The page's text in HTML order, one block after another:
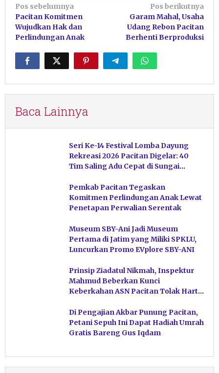
Navigasi
pos
Pos sebelumnya
Pacitan Komitmen
Wujudkan Hak dan
Perlindungan Anak
Pos berikutnya
Garam Mahal, Usaha
Udang Rebon Pacitan
Berhenti Berproduksi
Baca Lainnya
Seri Ke-14 Festival Lomba Dayung
Rekreasi 2026 Pacitan Digelar: 40
Tim Saling Adu Cepat di Sungai
Pemkab Pacitan Tegaskan
Komitmen Perlindungan Anak Lewat
Penetapan Perwalian Serentak
Museum SBY-Ani Jadi Museum
Pertama di Jatim yang Miliki SPKLU,
Luncurkan Promo EVplore SBY-ANI
Prinsip Ziadatul Nikmah, Inspektur
Mahmud Beberkan Kunci
Keberkahan ASN Pacitan Tolak Harta
Di Pengajian Akbar Punung Pacitan,
Petani Sepuh Ini Dapat Hadiah Umrah
Gratis Bareng Gus Iqdam